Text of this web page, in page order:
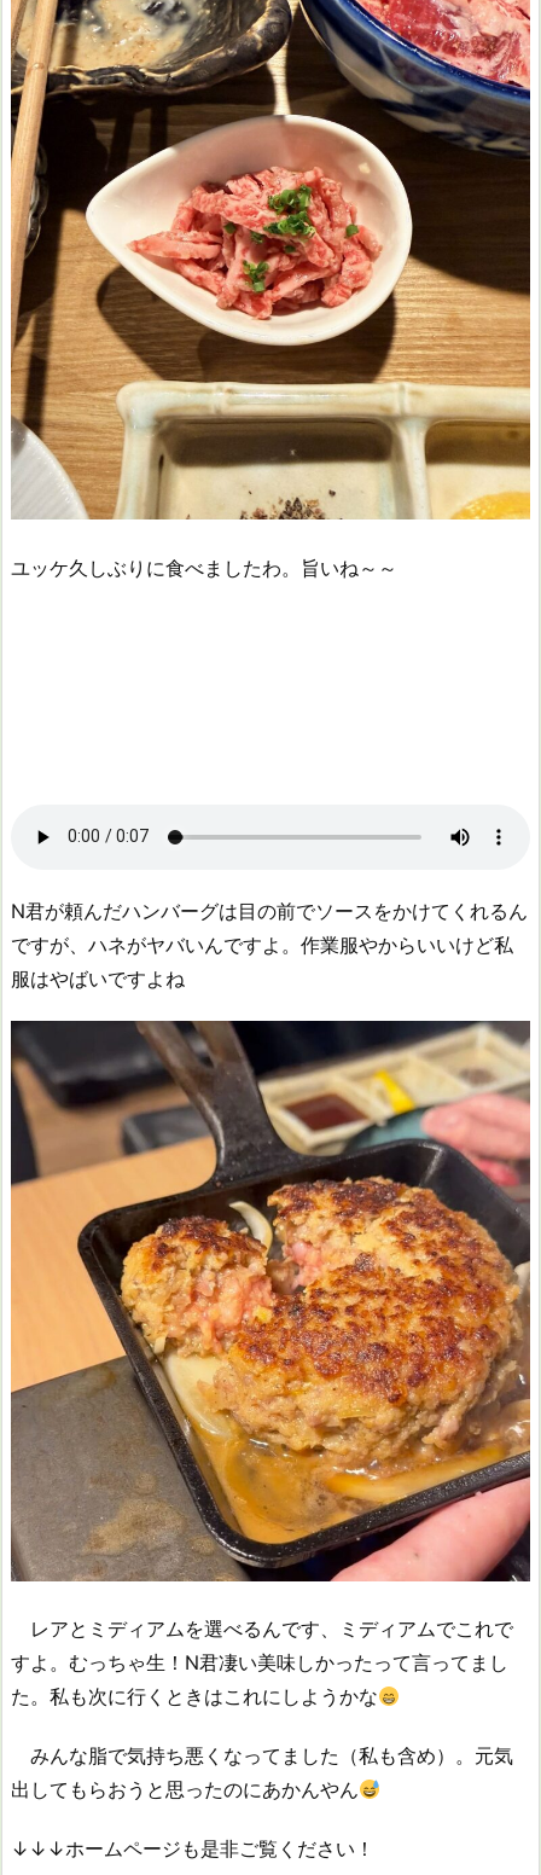
ユッケ久しぶりに食べましたわ。旨いね～～
N君が頼んだハンバーグは目の前でソースをかけてくれるん
ですが、ハネがヤバいんですよ。作業服やからいいけど私
服はやばいですよね
レアとミディアムを選べるんです、ミディアムでこれで
すよ。むっちゃ生！N君凄い美味しかったって言ってまし
た。私も次に行くときはこれにしようかな
みんな脂で気持ち悪くなってました（私も含め）。元気
出してもらおうと思ったのにあかんやん
↓↓↓ホームページも是非ご覧ください！